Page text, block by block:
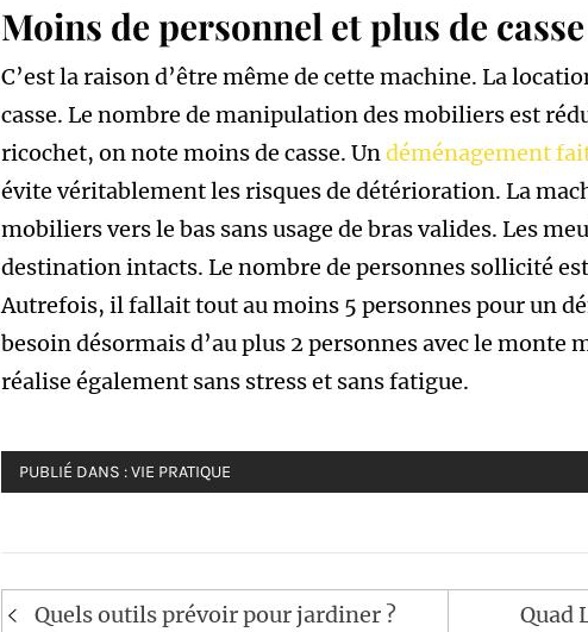
Moins de personnel et plus de casse
C’est la raison d’être même de cette machine. La
casse. Le nombre de manipulation des mobiliers est
ricochet, on note moins de casse. Undéménagement
évite véritablement les risques de détérioration. La
mobiliers vers le bas sans usage de bras valides. Les
destination intacts. Le nombre de personnes sollicité
Autrefois, il fallait tout au moins 5 personnes pour un
besoin désormais d’au plus 2 personnes avec le monte
réalise également sans stress et sans fatigue.
PUBLIÉ DANS :VIE PRATIQUE
Navigation
Quels outils prévoir pour jardiner ? Quad